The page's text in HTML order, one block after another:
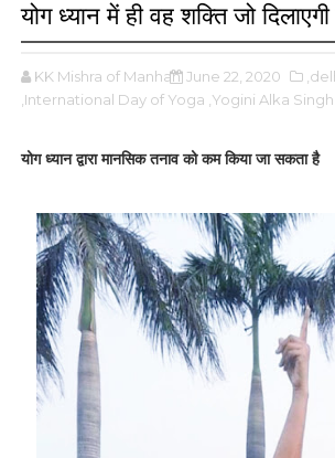
योग ध्यान में ही वह शक्ति जो
KK Mishra of Manhan June 22, 2020
,International Day of Yoga ,Yogini Alka Singh
योग ध्यान द्वारा मानसिक तनाव को कम किया जा सकता है